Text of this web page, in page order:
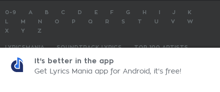
0-9 A B C D E F G H J
K
M N O P Q R S T U V
W
X
Y Z
LYRICSMANIA SOUNDTRACK LYRICS
TOP 100 ARTISTS
TOP 100 LYRICS
LyricsMania.com - Copyright © 2026 - All Rights ReservedPrivacy Policy
It's better in the app
Get Lyrics Mania app for Android, it's free!